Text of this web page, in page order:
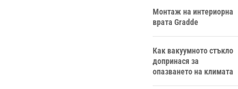
Монтаж на интериорна
врата Gradde
Как вакуумното стъкло
допринася за
опазването на климата